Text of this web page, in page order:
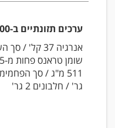
ערכים תזונתיים ב-100 גרם:
גר' / חלבונים 2 גר'